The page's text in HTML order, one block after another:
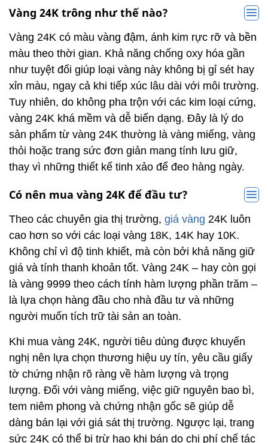
Vàng 24K trông như thế nào?
Vàng 24K có màu vàng đậm, ánh kim rực rỡ và bền
màu theo thời gian. Khả năng chống oxy hóa gần
như tuyệt đối giúp loại vàng này không bị gỉ sét hay
xỉn màu, ngay cả khi tiếp xúc lâu dài với môi trường.
Tuy nhiên, do không pha trộn với các kim loại cứng,
vàng 24K khá mềm và dễ biến dạng. Đây là lý do
sản phẩm từ vàng 24K thường là vàng miếng, vàng
thỏi hoặc trang sức đơn giản mang tính lưu giữ,
thay vì những thiết kế tinh xảo để đeo hàng ngày.
Có nên mua vàng 24K để đầu tư?
Theo các chuyên gia thị trường, giá vàng 24K luôn
cao hơn so với các loại vàng 18K, 14K hay 10K.
Không chỉ vì độ tinh khiết, mà còn bởi khả năng giữ
giá và tính thanh khoản tốt. Vàng 24K – hay còn gọi
là vàng 9999 theo cách tính hàm lượng phần trăm –
là lựa chọn hàng đầu cho nhà đầu tư và những
người muốn tích trữ tài sản an toàn.
Khi mua vàng 24K, người tiêu dùng được khuyến
nghị nên lựa chọn thương hiệu uy tín, yêu cầu giấy
tờ chứng nhận rõ ràng về hàm lượng và trọng
lượng. Đối với vàng miếng, việc giữ nguyên bao bì,
tem niêm phong và chứng nhận gốc sẽ giúp dễ
dàng bán lại với giá sát thị trường. Ngược lại, trang
sức 24K có thể bị trừ hao khi bán do chi phí chế tác